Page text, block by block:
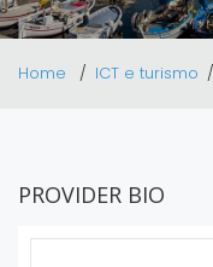
Home ICT e turismo
PROVIDER BIO